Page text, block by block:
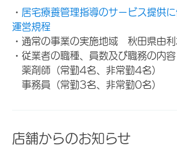
・ 居宅療養管理指導のサービス提供
運営規程
・通常の事業の実施地域 秋田県由
・従業者の職種、員数及び職務の内容
薬剤師（常勤4名、非常勤4名）
事務員（常勤3名、非常勤0名）
店舗からのお知らせ